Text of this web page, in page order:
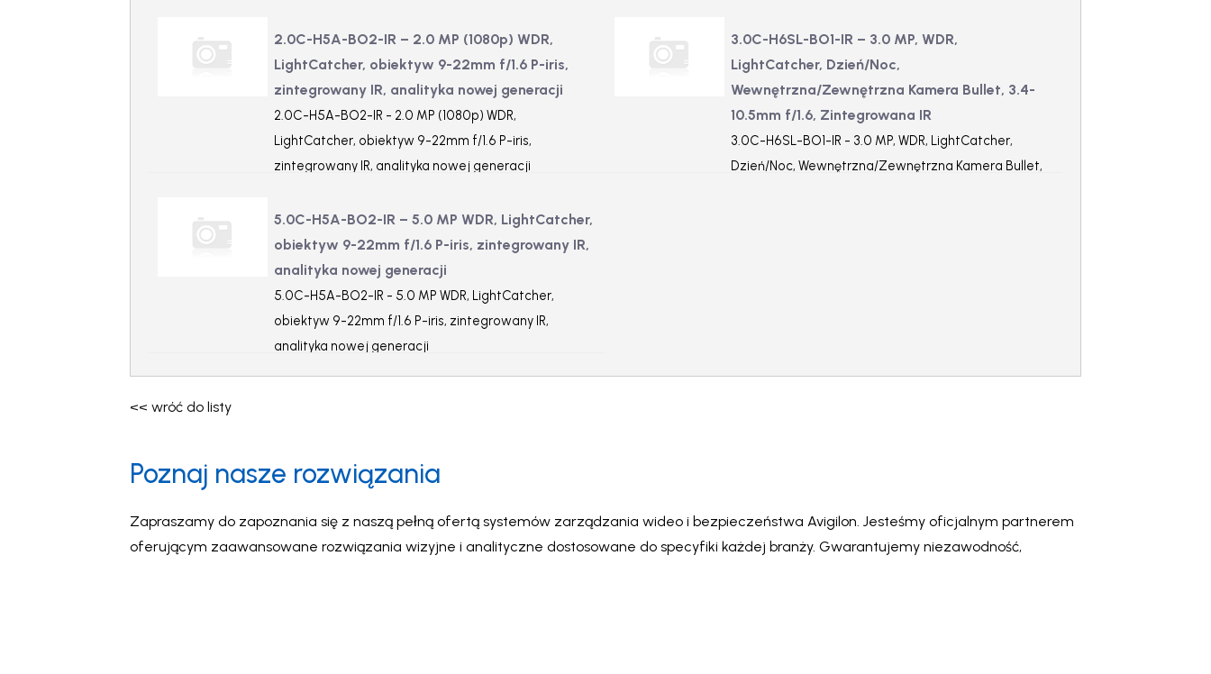
2.0C-H5A-BO2-IR – 2.0 MP (1080p) WDR,
LightCatcher, obiektyw 9-22mm f/1.6 P-iris,
zintegrowany IR, analityka nowej generacji
2.0C-H5A-BO2-IR - 2.0 MP (1080p) WDR,
LightCatcher, obiektyw 9-22mm f/1.6 P-iris,
zintegrowany IR, analityka nowej generacji
3.0C-H6SL-BO1-IR – 3.0 MP, WDR,
LightCatcher, Dzień/Noc,
Wewnętrzna/Zewnętrzna Kamera Bullet, 3.4-
10.5mm f/1.6, Zintegrowana IR
3.0C-H6SL-BO1-IR - 3.0 MP, WDR, LightCatcher,
Dzień/Noc, Wewnętrzna/Zewnętrzna Kamera Bullet,
5.0C-H5A-BO2-IR – 5.0 MP WDR, LightCatcher,
obiektyw 9-22mm f/1.6 P-iris, zintegrowany IR,
analityka nowej generacji
5.0C-H5A-BO2-IR - 5.0 MP WDR, LightCatcher,
obiektyw 9-22mm f/1.6 P-iris, zintegrowany IR,
analityka nowej generacji
<< wróć do listy
Poznaj nasze rozwiązania
Zapraszamy do zapoznania się z naszą pełną ofertą systemów zarządzania wideo i bezpieczeństwa Avigilon. Jesteśmy oficjalnym partnerem
oferującym zaawansowane rozwiązania wizyjne i analityczne dostosowane do specyfiki każdej branży. Gwarantujemy niezawodność,